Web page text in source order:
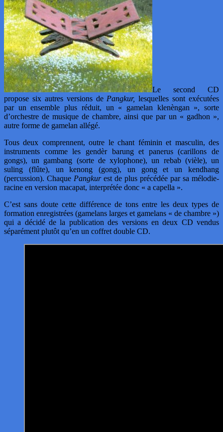
Le second CD
propose six autres versions de Pangkur, lesquelles sont exécutées
par un ensemble plus réduit, un « gamelan klenèngan », sorte
d’orchestre de musique de chambre, ainsi que par un « gadhon »,
autre forme de gamelan allégé.
Tous deux comprennent, outre le chant féminin et masculin, des
instruments comme les gendèr barung et panerus (carillons de
gongs), un gambang (sorte de xylophone), un rebab (vièle), un
suling (flûte), un kenong (gong), un gong et un kendhang
(percussion). Chaque Pangkurest de plus précédée par sa mélodie-
racine en version macapat, interprétée donc « a capella ».
C’est sans doute cette différence de tons entre les deux types de
formation enregistrées (gamelans larges et gamelans « de chambre »)
qui a décidé de la publication des versions en deux CD vendus
séparément plutôt qu’en un coffret double CD.